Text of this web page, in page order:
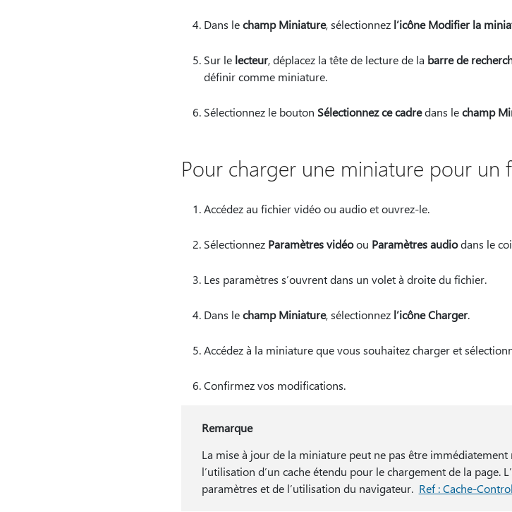
Dans lechamp Miniature, sélectionnez l’icône Modifier la
Sur le lecteur, déplacez la tête de lecture de la barre de
définir comme miniature.
Sélectionnez le bouton Sélectionnez ce cadredans lechamp
Pour charger une miniature pour un
Accédez au fichier vidéo ou audio et ouvrez-le.
Sélectionnez Paramètres vidéoou Paramètres audiodans le
Les paramètres s’ouvrent dans un volet à droite du fichier.
Dans lechamp Miniature, sélectionnez l’icône Charger.
Accédez à la miniature que vous souhaitez charger et
Confirmez vos modifications.
Remarque
La mise à jour de la miniature peut ne pas être immédiatement
l’utilisation d’un cache étendu pour le chargement de la page.
paramètres et de l’utilisation du navigateur. Ref : Cache-